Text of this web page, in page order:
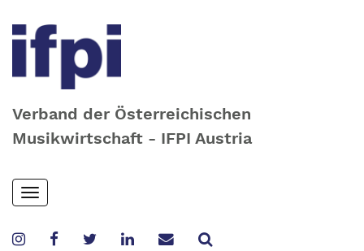
Verband der Österreichischen
Musikwirtschaft - IFPI Austria
Skip
to
content
Toggle
navigation